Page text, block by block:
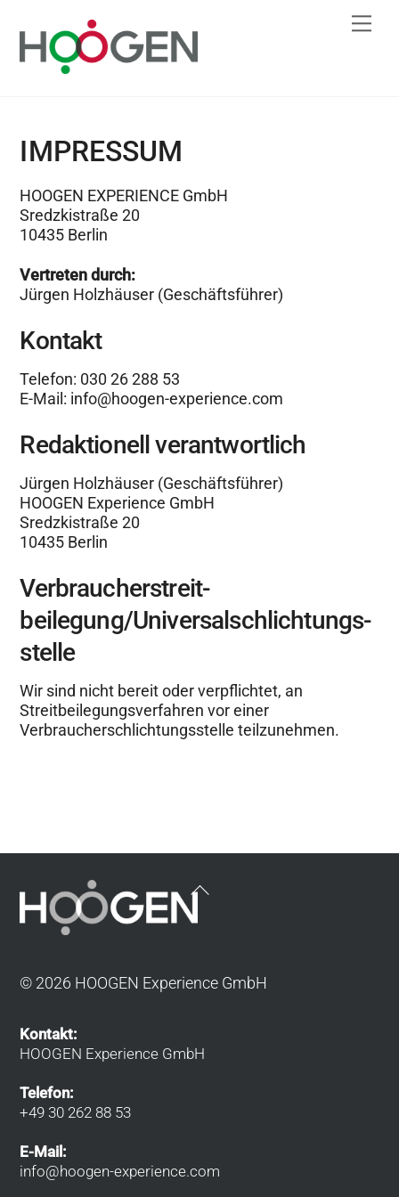
content
IMPRESSUM
HOOGEN EXPERIENCE GmbH
Sredzkistraße 20
10435 Berlin
Vertreten durch:
Jürgen Holzhäuser (Geschäftsführer)
Kontakt
Telefon: 030 26 288 53
E-Mail: info@hoogen-experience.com
Redaktionell verantwortlich
Jürgen Holzhäuser (Geschäftsführer)
HOOGEN Experience GmbH
Sredzkistraße 20
10435 Berlin
Verbraucher­streit­
beilegung/Universal­schlichtungs­
stelle
Wir sind nicht bereit oder verpflichtet, an
Streitbeilegungsverfahren vor einer
Verbraucherschlichtungsstelle teilzunehmen.
Back
© 2026 HOOGEN Experience GmbH
Kontakt:
HOOGEN Experience GmbH
Telefon:
+49 30 262 88 53
E-Mail:
info@hoogen-experience.com